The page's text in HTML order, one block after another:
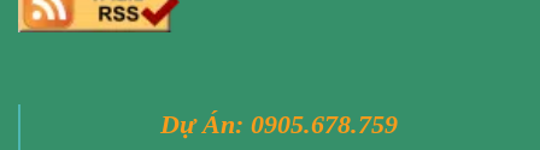
Dự Án: 0905.678.759